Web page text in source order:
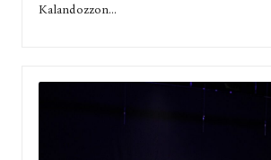
Kalandozzon...